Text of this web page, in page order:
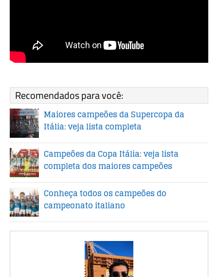
Recomendados para você:
Maiores campeões da Supercopa da
Itália: veja lista completa
Campeões da Copa Itália: veja lista
completa dos maiores campeões
Conheça todos os campeões do
campeonato italiano